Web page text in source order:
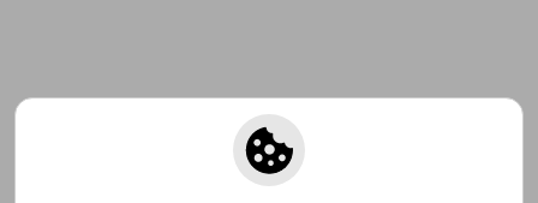
Suscríbete para recibir ofertas y
promociones